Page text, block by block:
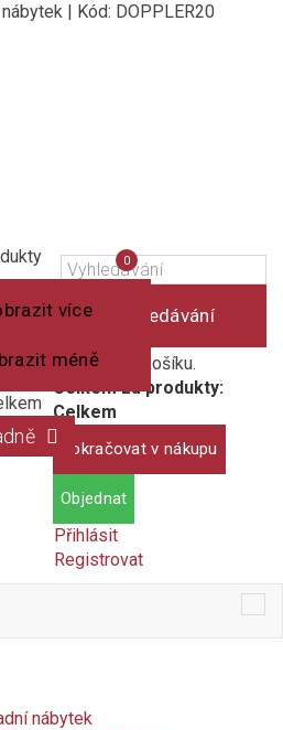
| Kód: DOPPLER20
Vyhledávání
více
méně
1 produkt v košíku.
Celkem za produkty:
Celkem
Pokračovat v nákupu
Objednat
Přihlásit
Registrovat
Porovnání
produktů
0
nábytek